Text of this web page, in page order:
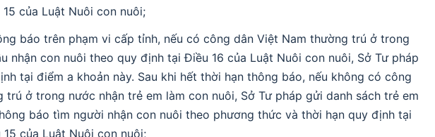
của Luật Nuôi con nuôi;
báo trên phạm vi cấp tỉnh, nếu có công dân Việt Nam thường trú ở trong
nhận con nuôi theo quy định tại Điều 16 của Luật Nuôi con nuôi, Sở Tư pháp
tại điểm a khoản này. Sau khi hết thời hạn thông báo, nếu không có công
trú ở trong nước nhận trẻ em làm con nuôi, Sở Tư pháp gửi danh sách trẻ em
báo tìm người nhận con nuôi theo phương thức và thời hạn quy định tại
của Luật Nuôi con nuôi;